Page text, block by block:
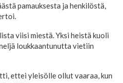
pamauksesta ja henkilöstä,
viisi miestä. Yksi heistä kuoli
loukkaantunutta vietiin
ettei yleisölle ollut vaaraa, kun